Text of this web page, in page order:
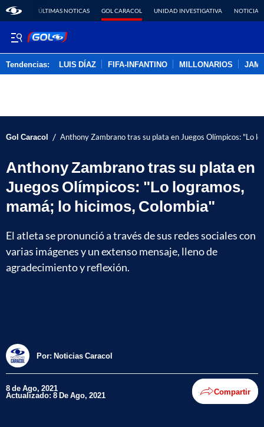
ÚLTIMAS NOTICAS GOL CARACOL UNIDAD INVESTIGATIVA NOTICIAS
Tendencias: LUIS DÍAZ FIFA-INFANTINO MILLONARIOS
Gol Caracol / Anthony Zambrano tras su plata en Juegos Olímpicos: "Lo
Anthony Zambrano tras su plata en
Juegos Olímpicos: "Lo logramos,
mamá; lo hicimos, Colombia"
El atleta se pronunció a través de sus redes sociales con
varias imágenes y un extenso mensaje, lleno de
agradecimiento y reflexión.
Por: Noticias Caracol
8 de Ago, 2021
Actualizado: 8 De Ago, 2021 Compartir